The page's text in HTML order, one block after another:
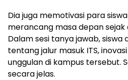
Dia juga memotivasi para
merancang masa depan sejak
Dalam sesi tanya jawab,
tentang jalur masuk ITS,
unggulan di kampus tersebut.
secara jelas.